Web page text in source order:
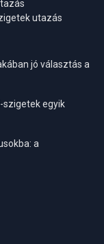
utazás
jó választás a
szigetek egyik
a